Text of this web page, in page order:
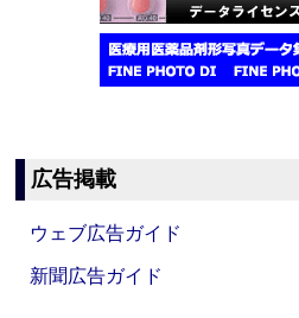
広告掲載
ウェブ広告ガイド
新聞広告ガイド